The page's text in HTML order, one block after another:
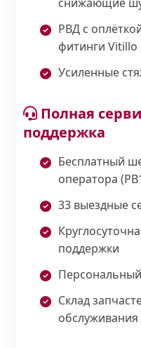
РВД с
фитинги Vitillo
Усиленные
Полная
поддержка
Бесплатный
оператора
33 выездные
поддержки
Склад
обслуживания